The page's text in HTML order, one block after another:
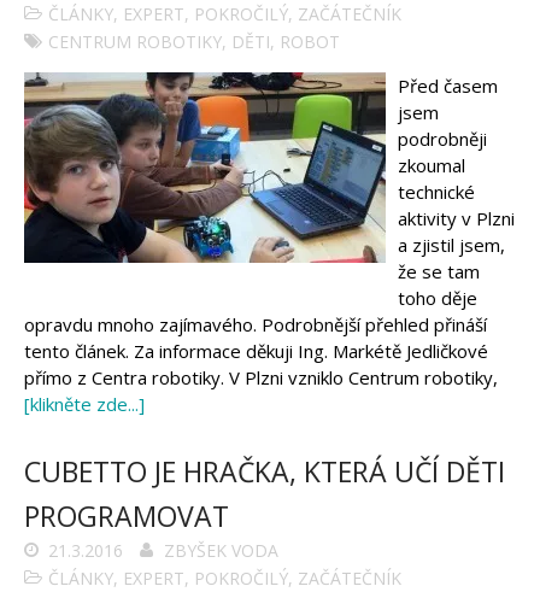
ČLÁNKY, EXPERT, POKROČILÝ, ZAČÁTEČNÍK
CENTRUM ROBOTIKY, DĚTI, ROBOT
Před časem
jsem
podrobněji
zkoumal
technické
aktivity v Plzni
a zjistil jsem,
že se tam
toho děje
opravdu mnoho zajímavého. Podrobnější přehled přináší
tento článek. Za informace děkuji Ing. Markétě Jedličkové
přímo z Centra robotiky. V Plzni vzniklo Centrum robotiky,
[klikněte zde...]
CUBETTO JE HRAČKA, KTERÁ UČÍ DĚTI
PROGRAMOVAT
21.3.2016
ZBYŠEK VODA
ČLÁNKY, EXPERT, POKROČILÝ, ZAČÁTEČNÍK